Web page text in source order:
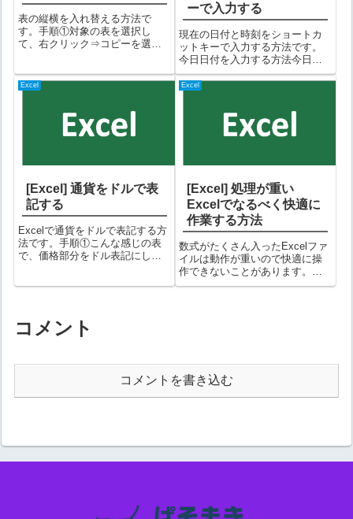
表の縦横を入れ替える方法で
す。手順①対象の表を選択し
て、右クリック⇒コピーを選択
れ替えた表を張り付けたいセル
にカーソルを合わせて、右クリ
ン」行/列の入れ替...
ーで入力する
現在の日付と時刻をショートカ
ットキーで入力する方法です。
今日日付を入力する方法今日日
付は、以下のショートカットキ
ーで入力できます。 + （セミコ
ロン） キーを押した例現在時刻
を入力する方法現在時刻は、以
Excel
[Excel] 通貨をドルで表
記する
Excelで通貨をドルで表記する方
法です。手順①こんな感じの表
で、価格部分をドル表記にして
選択して「OK」ボタンをクリッ
クする...
Excel
[Excel] 処理が重い
Excelでなるべく快適に
作業する方法
数式がたくさん入ったExcelファ
イルは動作が重いので快適に操
作できないことがあります。そ
うした場合にこの方法を行う
コメント
コメントを書き込む